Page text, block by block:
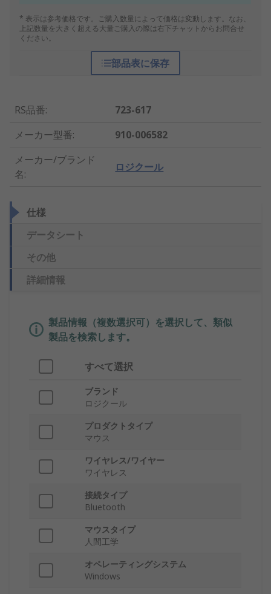
* 表示は参考価格です。ご購入数量によって価格は変動します。なお、
上記数量を大きく超える大量ご購入の際は右下チャットからお問合せ
ください。
部品表に保存
RS品番:
723-617
メーカー型番:
910-006582
メーカー/ブランド
名:
ロジクール
仕様
データシート
その他
詳細情報
製品情報（複数選択可）を選択して、類似
製品を検索します。
すべて選択
ブランド
ロジクール
プロダクトタイプ
マウス
ワイヤレス/ワイヤー
ワイヤレス
接続タイプ
Bluetooth
マウスタイプ
人間工学
オペレーティングシステム
Windows